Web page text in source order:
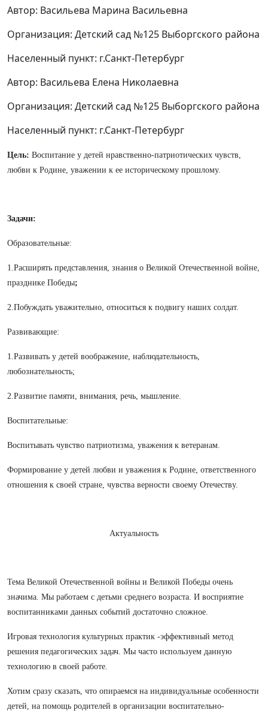
Автор: Васильева Марина Васильевна
Организация: Детский сад №125 Выборгского района
Населенный пункт: г.Санкт-Петербург
Автор: Васильева Елена Николаевна
Организация: Детский сад №125 Выборгского района
Населенный пункт: г.Санкт-Петербург
Цель: Воспитание у детей нравственно-патриотических чувств,
любви к Родине, уважении к ее историческому прошлому.
Задачи:
Образовательные:
1.Расширять представления, знания о Великой Отечественной войне,
празднике Победы;
2.Побуждать уважительно, относиться к подвигу наших солдат.
Развивающие:
1.Развивать у детей воображение, наблюдательность,
любознательность;
2.Развитие памяти, внимания, речь, мышление.
Воспитательные:
Воспитывать чувство патриотизма, уважения к ветеранам.
Формирование у детей любви и уважения к Родине, ответственного
отношения к своей стране, чувства верности своему Отечеству.
Актуальность
Тема Великой Отечественной войны и Великой Победы очень
значима. Мы работаем с детьми среднего возраста. И восприятие
воспитанниками данных событий достаточно сложное.
Игровая технология культурных практик -эффективный метод
решения педагогических задач. Мы часто используем данную
технологию в своей работе.
Хотим сразу сказать, что опираемся на индивидуальные особенности
детей, на помощь родителей в организации воспитательно-